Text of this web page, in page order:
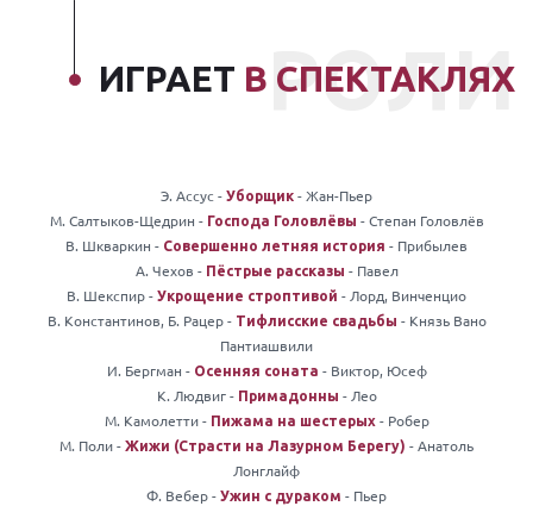
ИГРАЕТ В СПЕКТАКЛЯХ
РОЛИ
Э. Ассус - Уборщик - Жан-Пьер
М. Салтыков-Щедрин - Господа Головлёвы - Степан Головлёв
В. Шкваркин - Совершенно летняя история - Прибылев
А. Чехов - Пёстрые рассказы - Павел
В. Шекспир - Укрощение строптивой - Лорд, Винченцио
В. Константинов, Б. Рацер - Тифлисские свадьбы - Князь Вано
Пантиашвили
И. Бергман - Осенняя соната - Виктор, Юсеф
К. Людвиг - Примадонны - Лео
М. Камолетти - Пижама на шестерых- Робер
М. Поли - Жижи (Страсти на Лазурном Берегу) - Анатоль
Лонглайф
Ф. Вебер - Ужин с дураком - Пьер